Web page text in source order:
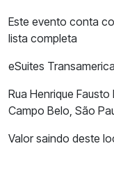
Este evento conta
lista completa
eSuites
Rua Henrique
Campo Belo, São
Valor saindo deste